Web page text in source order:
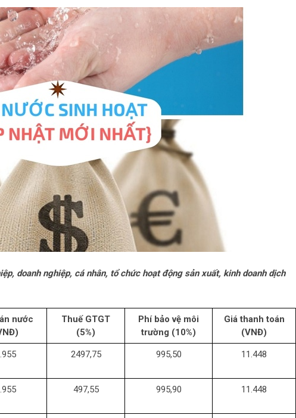
doanh nghiệp, cá nhân, tổ chức hoạt động sản xuất, kinh doanh dịch
nước
Thuế GTGT
(5%)
Phí bảo vệ môi
trường (10%)
Giá thanh toán
(VNĐ)
2497,75 995,50 11.448
497,55 995,90 11.448